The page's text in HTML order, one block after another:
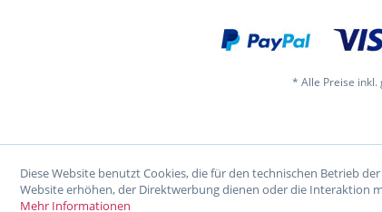
* Alle Preise
Diese Website benutzt Cookies, die für den technischen Betrieb
Website erhöhen, der Direktwerbung dienen oder die Interaktion
Mehr Informationen